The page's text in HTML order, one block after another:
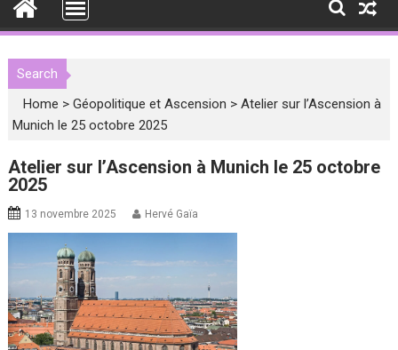
Search
Home >Géopolitique et Ascension >Atelier sur l’Ascension à
Munich le 25 octobre 2025
Atelier sur l’Ascension à Munich le 25 octobre
2025
13 novembre 2025 Hervé Gaïa